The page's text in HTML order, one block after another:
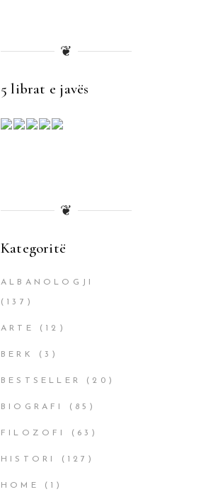
❦
5 librat e javës
❦
Kategoritë
ALBANOLOGJI
(137)
ARTE (12)
BERK (3)
BESTSELLER (20)
BIOGRAFI (85)
FILOZOFI (63)
HISTORI (127)
HOME (1)